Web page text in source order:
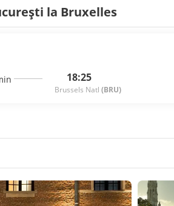
la Bruxelles
18:25
Brussels Natl (BRU)